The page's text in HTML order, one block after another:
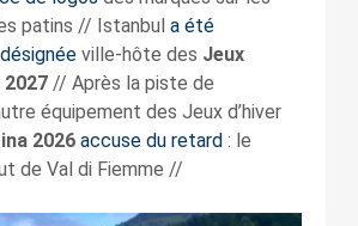
patins // Istanbul a été
ville-hôte des Jeux
// Après la piste de
équipement des Jeux d’hiver
2026 accuse du retard : le
de Val di Fiemme //